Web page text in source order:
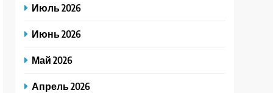
Июль 2026
Июнь 2026
Май 2026
Апрель 2026